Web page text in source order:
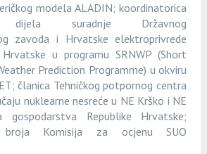
modela ALADIN; koordinatorica
dijela suradnje Državnog
zavoda i Hrvatske elektroprivrede
u programu SRNWP (Short
Prediction Programme) u okviru
članica Tehničkog potpornog centra
nuklearne nesreće u NE Krško i NE
gospodarstva Republike Hrvatske;
broja Komisija za ocjenu SUO